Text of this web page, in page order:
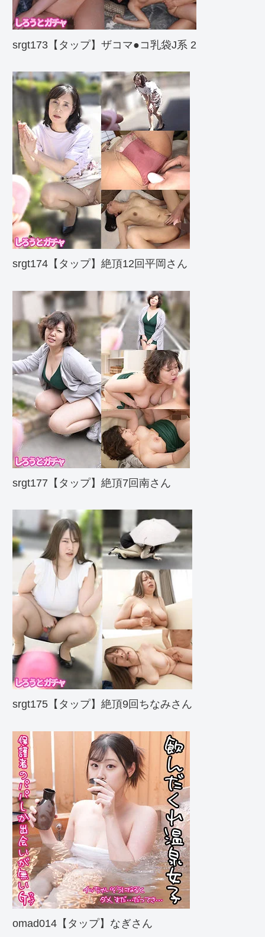
srgt173【タップ】ザコマ●コ乳袋J系 2
srgt174【タップ】絶頂12回平岡さん
srgt177【タップ】絶頂7回南さん
srgt175【タップ】絶頂9回ちなみさん
omad014【タップ】なぎさん